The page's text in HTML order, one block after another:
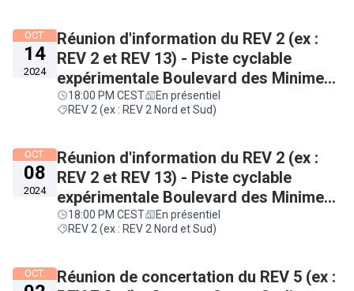
OCT.
14
2024
Réunion d'information du REV 2 (ex :
REV 2 et REV 13) - Piste cyclable
expérimentale Boulevard des Minimes
- Secteur Ponts Jumeaux
18:00 PM CEST
En présentiel
REV 2 (ex : REV 2 Nord et Sud)
OCT.
08
2024
Réunion d'information du REV 2 (ex :
REV 2 et REV 13) - Piste cyclable
expérimentale Boulevard des Minimes
- Secteur Minimes / Barrière de Paris
18:00 PM CEST
En présentiel
REV 2 (ex : REV 2 Nord et Sud)
OCT.
Réunion de concertation du REV 5 (ex :